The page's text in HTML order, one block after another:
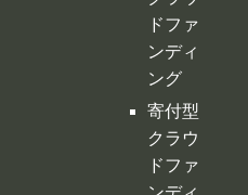
ンディ
ング
ふるさ
と納税
型クラ
ウドフ
ァンデ